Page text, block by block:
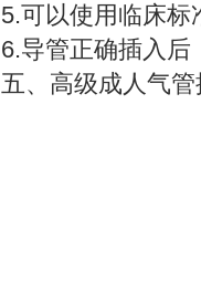
5.可以使用临床
6.导管正确插入后
五、 高级成人气